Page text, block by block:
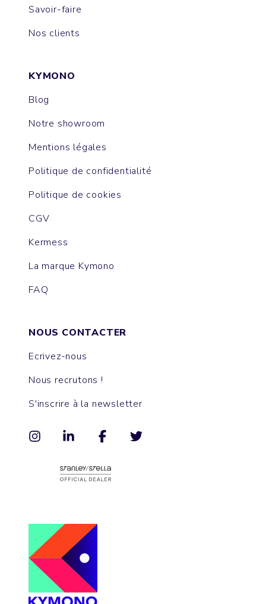
Savoir-faire
Nos clients
KYMONO
Blog
Notre showroom
Mentions légales
Politique de confidentialité
Politique de cookies
CGV
Kermess
La marque Kymono
FAQ
NOUS CONTACTER
Ecrivez-nous
Nous recrutons !
S'inscrire à la newsletter